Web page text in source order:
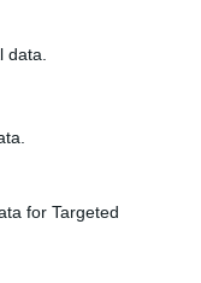
for Targeted
dzięki
dodatkowo